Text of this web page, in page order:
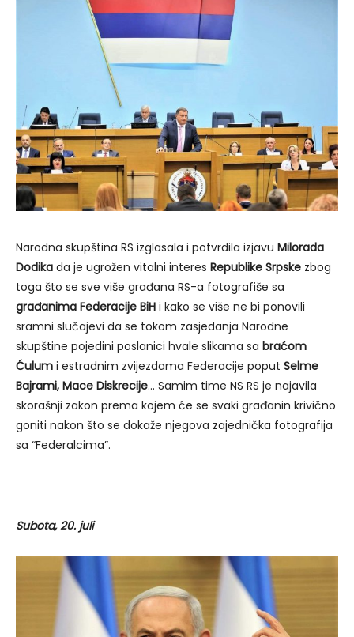
Narodna skupština RS izglasala i potvrdila izjavu Milorada
Dodika da je ugrožen vitalni interes Republike Srpske zbog
toga što se sve više građana RS-a fotografiše sa
građanima Federacije BiH i kako se više ne bi ponovili
sramni slučajevi da se tokom zasjedanja Narodne
skupštine pojedini poslanici hvale slikama sa braćom
Ćulum i estradnim zvijezdama Federacije poput Selme
Bajrami, Mace Diskrecije… Samim time NS RS je najavila
skorašnji zakon prema kojem će se svaki građanin krivično
goniti nakon što se dokaže njegova zajednička fotografija
sa “Federalcima”.
Subota, 20. juli